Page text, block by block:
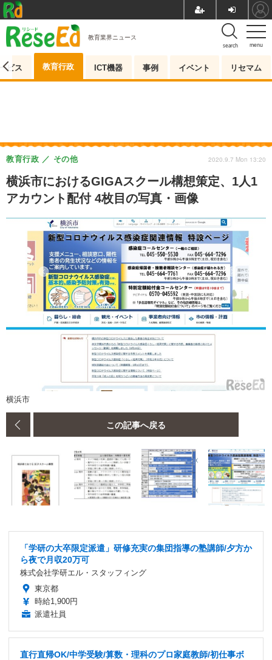
menu
search
教育業界ニュース
ビス 教育行政 ICT機器 事例 イベント リセマム
横浜市におけるGIGAスクール構想策定、1人1
アカウント配付 4枚目の写真・画像
教育行政 その他 2020.9.7 Mon 13:20
横浜市
この記事へ戻る
「学研の大卒限定派遣」研修充実の集団指導の塾講師/夕方か
ら夜で月収20万可
株式会社学研エル・スタッフィング
東京都
時給1,900円
派遣社員
直行直帰OK/中学受験/算数・理科のプロ家庭教師/初仕事ボ